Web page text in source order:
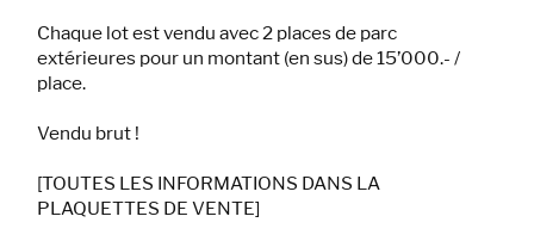
Chaque lot est vendu avec 2 places de parc
extérieures pour un montant (en sus) de 15’000.- /
place.
Vendu brut !
[TOUTES LES INFORMATIONS DANS LA
PLAQUETTES DE VENTE]